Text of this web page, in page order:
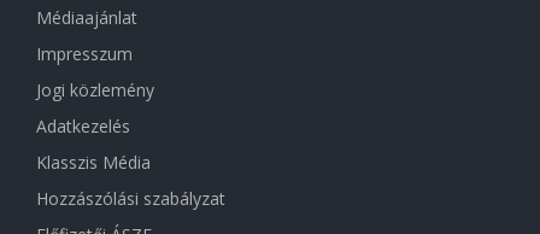
Médiaajánlat
Impresszum
Jogi közlemény
Adatkezelés
Klasszis Média
Hozzászólási szabályzat